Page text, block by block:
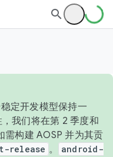
定开发模型保持一
我们将在第 2 季度和
需构建 AOSP 并为其贡
release 。
android-